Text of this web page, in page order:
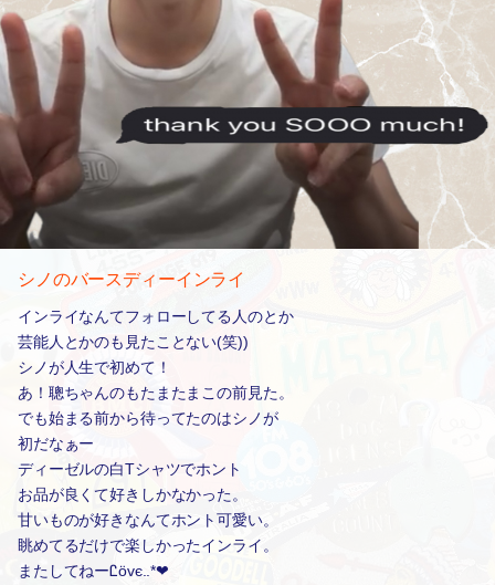
シノのバースディーインライ
インライなんてフォローしてる人のとか
芸能人とかのも見たことない(笑))
シノが人生で初めて！
あ！聰ちゃんのもたまたまこの前見た。
でも始まる前から待ってたのはシノが
初だなぁー
ディーゼルの白Tシャツでホント
お品が良くて好きしかなかった。
甘いものが好きなんてホント可愛い。
眺めてるだけで楽しかったインライ。
またしてねーᏝövє..*❤︎